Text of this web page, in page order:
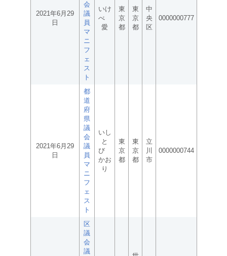
2021年6月29
日
会
議
員
マ
ニ
フ
ェ
ス
ト
いけ
べ
愛
東
京
都
東
京
都
中
央
区
0000000777
2021年6月29
日
都
道
府
県
議
会
議
員
マ
ニ
フ
ェ
ス
ト
いし
と
び
かお
り
東
京
都
東
京
都
立
川
市
0000000744
区
議
会
議